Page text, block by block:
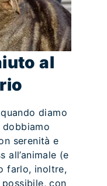
al
diamo
dobbiamo
serenità e
all’animale (e
farlo, inoltre,
con